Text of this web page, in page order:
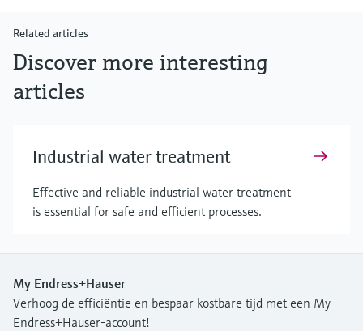
Related articles
Discover more interesting
articles
Industrial water treatment
Effective and reliable industrial water treatment
is essential for safe and efficient processes.
My Endress+Hauser
Verhoog de efficiëntie en bespaar kostbare tijd met een My
Endress+Hauser-account!